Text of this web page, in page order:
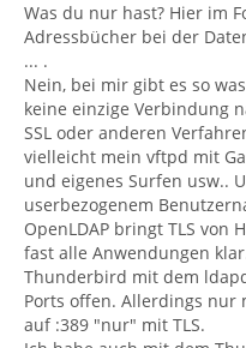
Was du nur hast? Hier im
Adressbücher bei der
... .
Nein, bei mir gibt es so
keine einzige Verbindung
SSL oder anderen
vielleicht mein vftpd mit
und eigenes Surfen usw..
userbezogenem
OpenLDAP bringt TLS von
fast alle Anwendungen
Thunderbird mit dem
Ports offen. Allerdings nur
auf :389 "nur" mit TLS.